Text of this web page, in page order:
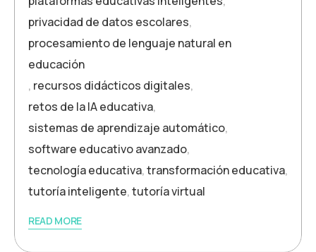
privacidad de datos escolares,
procesamiento de lenguaje natural en
educación
, recursos didácticos digitales,
retos de la IA educativa,
sistemas de aprendizaje automático,
software educativo avanzado,
tecnología educativa,transformación educativa,
tutoría inteligente,tutoría virtual
READ MORE